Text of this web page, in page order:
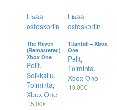
Lisää
ostoskoriin
The Raven
(Remastered) –
Xbox One
Pelit,
Seikkailu,
Toiminta,
Xbox One
15,00€
Lisää
ostoskoriin
Titanfall – Xbox
One
Pelit,
Toiminta,
Xbox One
10,00€